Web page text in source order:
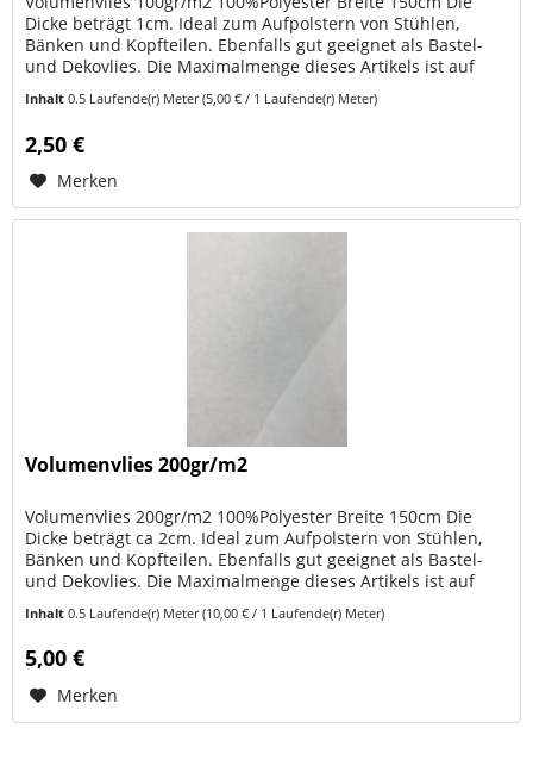
Dicke beträgt 1cm. Ideal zum Aufpolstern von Stühlen,
Bänken und Kopfteilen. Ebenfalls gut geeignet als Bastel-
und Dekovlies. Die Maximalmenge dieses Artikels ist auf
Inhalt0.5 Laufende(r) Meter(5,00 € / 1 Laufende(r) Meter)
2,50 €
Merken
Volumenvlies 200gr/m2
Volumenvlies 200gr/m2 100%Polyester Breite 150cm Die
Dicke beträgt ca 2cm. Ideal zum Aufpolstern von Stühlen,
Bänken und Kopfteilen. Ebenfalls gut geeignet als Bastel-
und Dekovlies. Die Maximalmenge dieses Artikels ist auf
Inhalt0.5 Laufende(r) Meter(10,00 € / 1 Laufende(r) Meter)
5,00 €
Merken